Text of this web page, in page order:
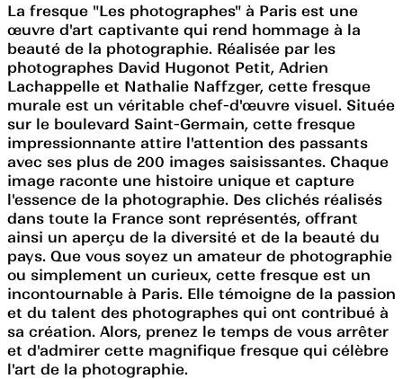
La fresque "Les photographes" à Paris est une
œuvre d'art captivante qui rend hommage à la
beauté de la photographie. Réalisée par les
photographes David Hugonot Petit, Adrien
Lachappelle et Nathalie Naffzger, cette fresque
murale est un véritable chef-d'œuvre visuel. Située
sur le boulevard Saint-Germain, cette fresque
impressionnante attire l'attention des passants
avec ses plus de 200 images saisissantes. Chaque
image raconte une histoire unique et capture
l'essence de la photographie. Des clichés réalisés
dans toute la France sont représentés, offrant
ainsi un aperçu de la diversité et de la beauté du
pays. Que vous soyez un amateur de photographie
ou simplement un curieux, cette fresque est un
incontournable à Paris. Elle témoigne de la passion
et du talent des photographes qui ont contribué à
sa création. Alors, prenez le temps de vous arrêter
et d'admirer cette magnifique fresque qui célèbre
l'art de la photographie.